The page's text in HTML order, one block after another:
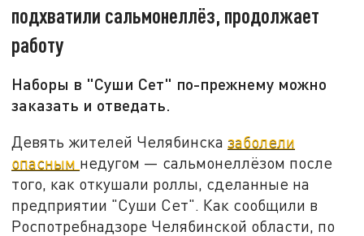
подхватили сальмонеллёз, продолжает
работу
Наборы в "Суши Сет" по-прежнему можно
заказать и отведать.
Девять жителей Челябинсказаболели
опасным недугом — сальмонеллёзом после
того, как откушали роллы, сделанные на
предприятии "Суши Сет". Как сообщили в
Роспотребнадзоре Челябинской области, по